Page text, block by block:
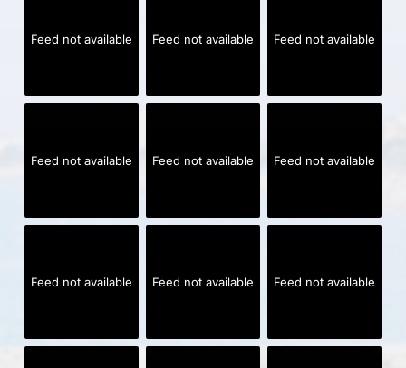
Feed not available Feed not available Feed not available
Feed not available Feed not available Feed not available
Feed not available Feed not available Feed not available